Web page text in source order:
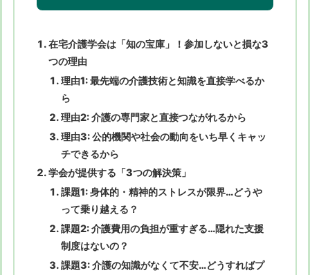
在宅介護学会は「知の宝庫」！参加しないと損な3
つの理由
理由1: 最先端の介護技術と知識を直接学べるか
ら
理由2: 介護の専門家と直接つながれるから
理由3: 公的機関や社会の動向をいち早くキャッ
チできるから
学会が提供する「3つの解決策」
課題1: 身体的・精神的ストレスが限界…どうや
って乗り越える？
課題2: 介護費用の負担が重すぎる…隠れた支援
制度はないの？
課題3: 介護の知識がなくて不安…どうすればプ